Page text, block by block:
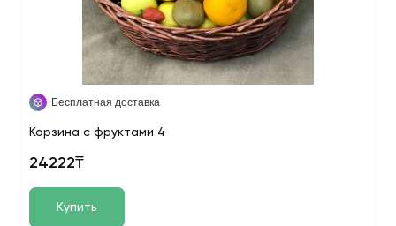
Бесплатная доставка
Корзина с фруктами 4
24222₸
Купить